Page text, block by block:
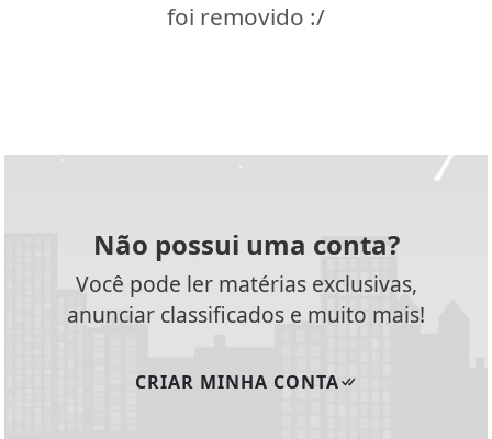
foi removido :/
Não possui uma conta?
Você pode ler matérias exclusivas,
anunciar classificados e muito mais!
CRIAR MINHA CONTA